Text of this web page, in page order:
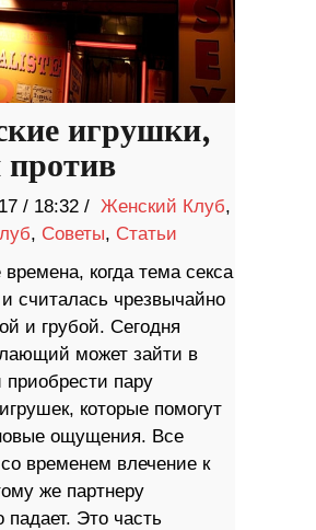
игрушки,
против
/ 18:32 / Женский Клуб,
, Советы, Статьи
когда тема секса
считалась чрезвычайно
и грубой. Сегодня
может зайти в
пару
которые помогут
ощущения. Все
временем влечение к
же партнеру
падает. Это часть